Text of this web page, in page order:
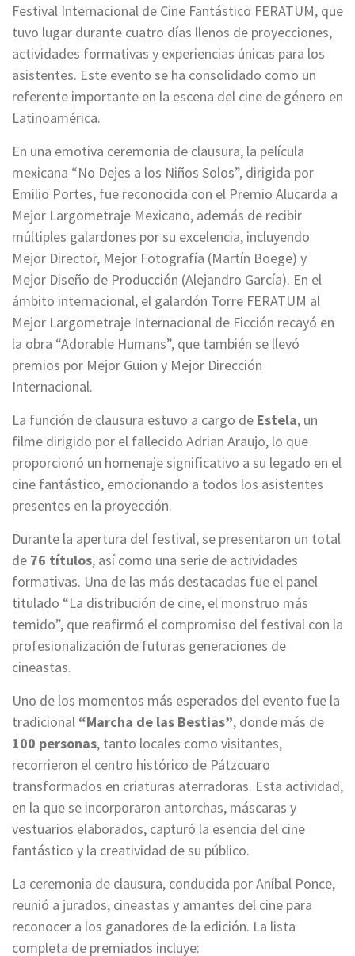
Festival Internacional de Cine Fantástico FERATUM, que
tuvo lugar durante cuatro días llenos de proyecciones,
actividades formativas y experiencias únicas para los
asistentes. Este evento se ha consolidado como un
referente importante en la escena del cine de género en
Latinoamérica.
En una emotiva ceremonia de clausura, la película
mexicana “No Dejes a los Niños Solos”, dirigida por
Emilio Portes, fue reconocida con el Premio Alucarda a
Mejor Largometraje Mexicano, además de recibir
múltiples galardones por su excelencia, incluyendo
Mejor Director, Mejor Fotografía (Martín Boege) y
Mejor Diseño de Producción (Alejandro García). En el
ámbito internacional, el galardón Torre FERATUM al
Mejor Largometraje Internacional de Ficción recayó en
la obra “Adorable Humans”, que también se llevó
premios por Mejor Guion y Mejor Dirección
Internacional.
La función de clausura estuvo a cargo de Estela, un
filme dirigido por el fallecido Adrian Araujo, lo que
proporcionó un homenaje significativo a su legado en el
cine fantástico, emocionando a todos los asistentes
presentes en la proyección.
Durante la apertura del festival, se presentaron un total
de 76 títulos, así como una serie de actividades
formativas. Una de las más destacadas fue el panel
titulado “La distribución de cine, el monstruo más
temido”, que reafirmó el compromiso del festival con la
profesionalización de futuras generaciones de
cineastas.
Uno de los momentos más esperados del evento fue la
tradicional “Marcha de las Bestias”, donde más de
100 personas, tanto locales como visitantes,
recorrieron el centro histórico de Pátzcuaro
transformados en criaturas aterradoras. Esta actividad,
en la que se incorporaron antorchas, máscaras y
vestuarios elaborados, capturó la esencia del cine
fantástico y la creatividad de su público.
La ceremonia de clausura, conducida por Aníbal Ponce,
reunió a jurados, cineastas y amantes del cine para
reconocer a los ganadores de la edición. La lista
completa de premiados incluye: